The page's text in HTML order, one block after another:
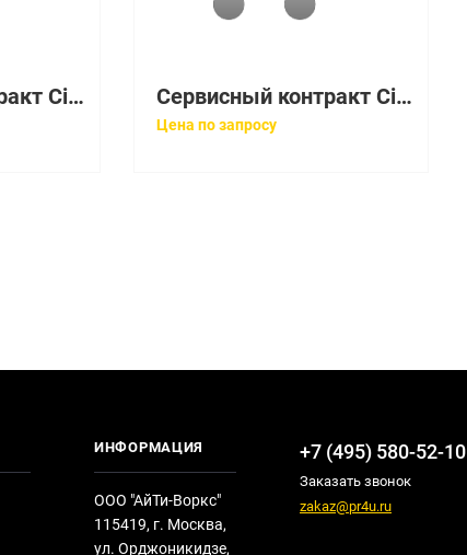
Сервисный контракт Cisco CON-SNT-WSC3652L Сервисный контракт Cisco CON-SNT-WSC365SL
Цена по запросу
ИНФОРМАЦИЯ
ООО "АйТи-Воркс"
115419, г. Москва,
ул. Орджоникидзе,
+7 (495) 580-52-10
Заказать звонок
zakaz@pr4u.ru